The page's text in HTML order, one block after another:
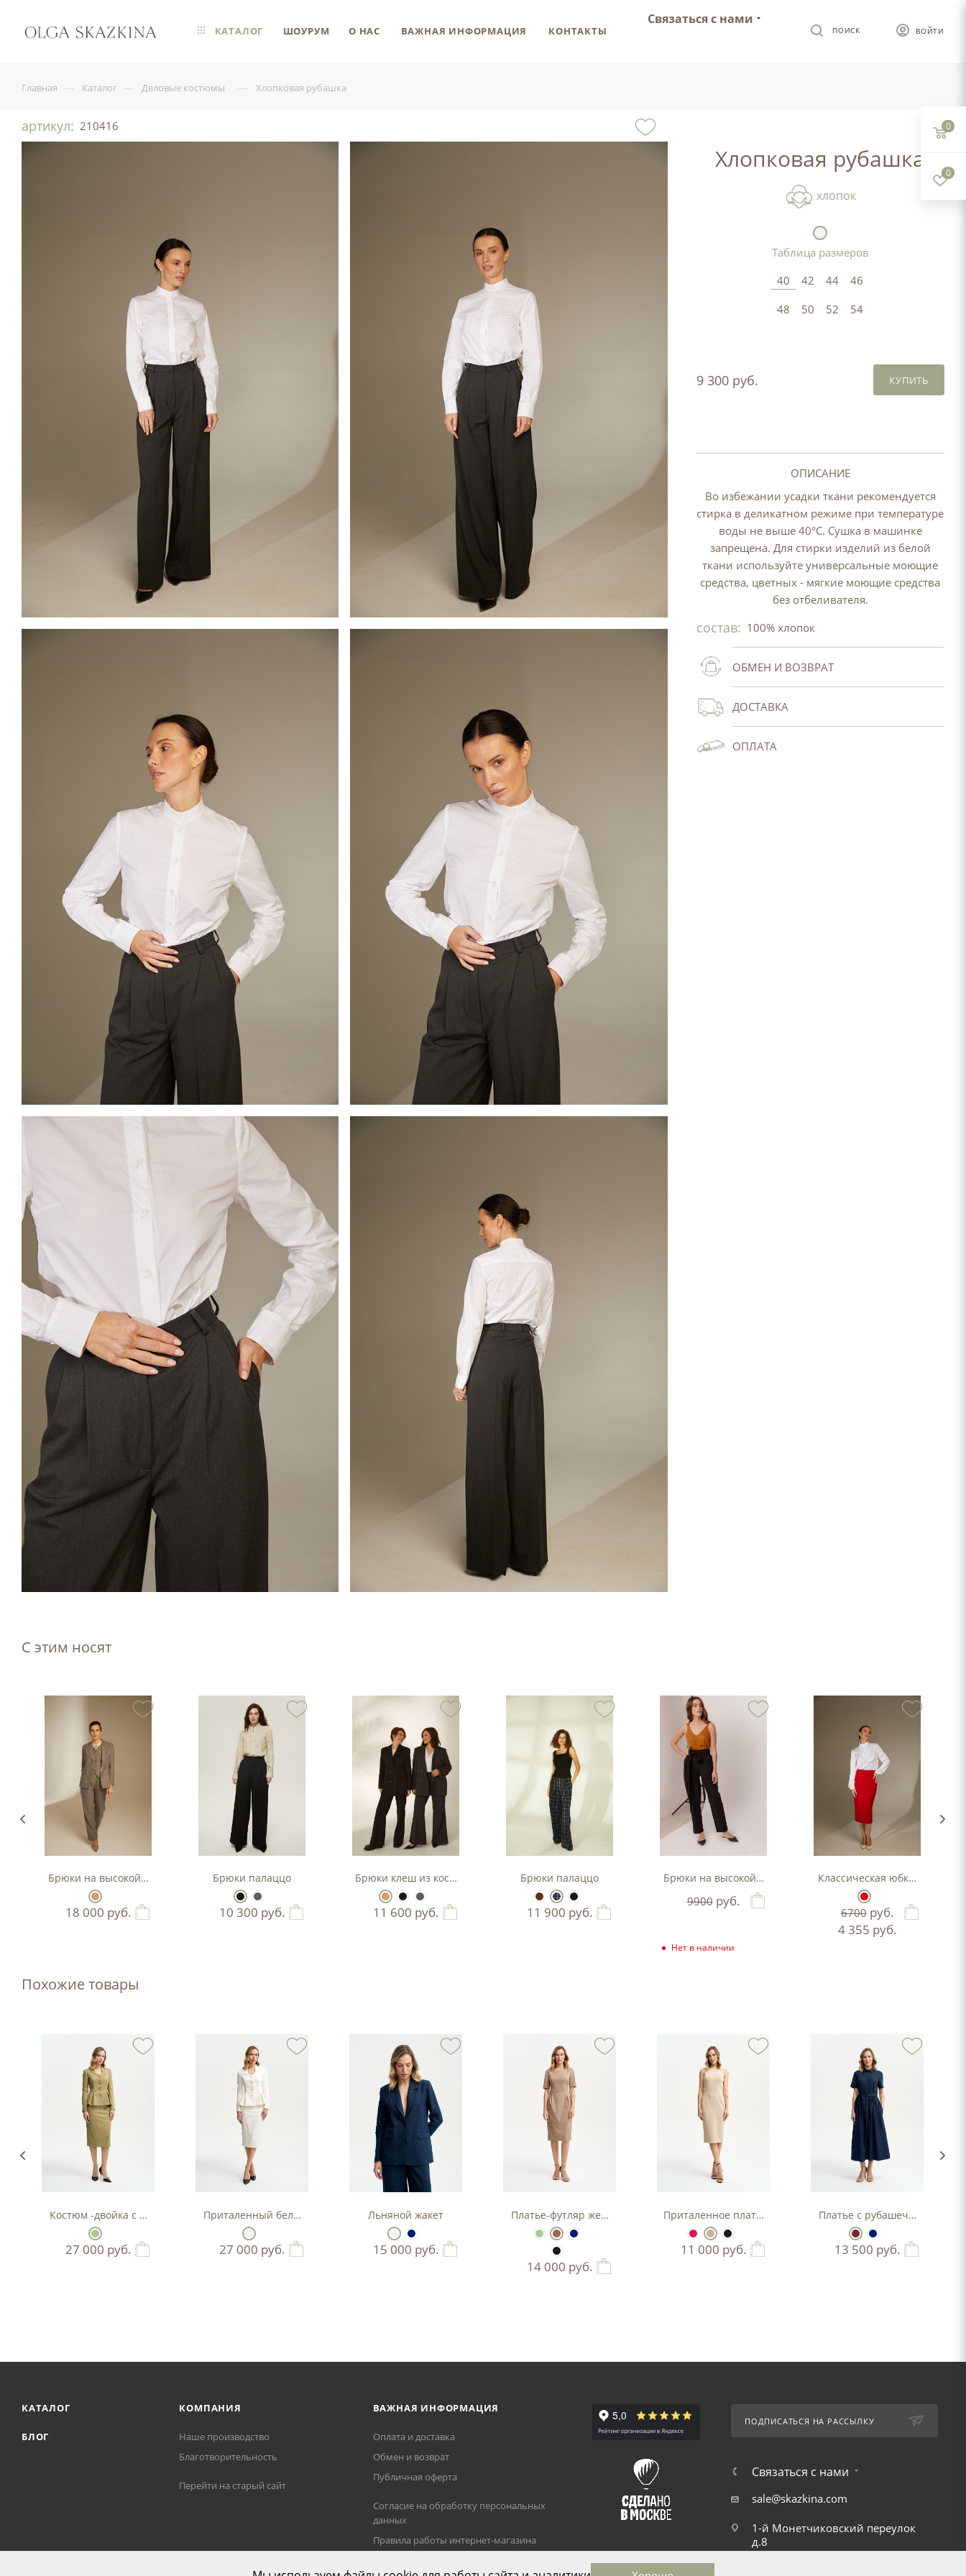
ВОЙТИ
ПОИСК
Связаться с нами
КАТАЛОГ ШОУРУМ О НАС ВАЖНАЯ ИНФОРМАЦИЯ КОНТАКТЫ
Главная — Каталог — Деловые костюмы — Хлопковая рубашка
артикул: 210416
Хлопковая рубашка
хлопок
Таблица размеров
40
42 44
46
48
50 52 54
9 300 руб. КУПИТЬ
ОПИСАНИЕ
Во избежании усадки ткани рекомендуется
стирка в деликатном режиме при температуре
воды не выше 40°C. Сушка в машинке
запрещена. Для стирки изделий из белой
ткани используйте универсальные моющие
средства, цветных - мягкие моющие средства
без отбеливателя.
состав: 100% хлопок
ОБМЕН И ВОЗВРАТ
ДОСТАВКА
ОПЛАТА
С этим носят
Брюки на высокой посадке из 100% шерсти
18 000 руб.
Брюки палаццо
10 300 руб.
Брюки клеш из костюмной ткани
11 600 руб.
Брюки палаццо
11 900 руб.
Брюки на высокой посадке
9900руб.
Нет в наличии
Классическая юбка -
6700руб.
4 355 руб.
Похожие товары
Костюм -двойка с баской в цвете фисташка
27 000 руб.
Приталенный белый костюм-двойка с баской.
27 000 руб.
Льняной жакет
15 000 руб.
Платье-футляр женское
14 000 руб.
Приталенное платье-футляр
11 000 руб.
Платье с рубашечным
13 500 руб.
КАТАЛОГ
БЛОГ
КОМПАНИЯ
Наше производство
Благотворительность
Перейти на старый сайт
ВАЖНАЯ ИНФОРМАЦИЯ
Оплата и доставка
Обмен и возврат
Публичная оферта
Согласие на обработку персональных
данных
Правила работы интернет-магазина
ПОДПИСАТЬСЯ НА РАССЫЛКУ
Связаться с нами
sale@skazkina.com
1-й Монетчиковский переулок
д.8
0
0